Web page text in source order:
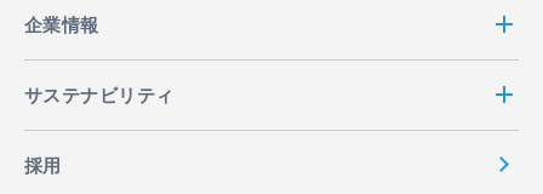
企業情報
サステナビリティ
採用